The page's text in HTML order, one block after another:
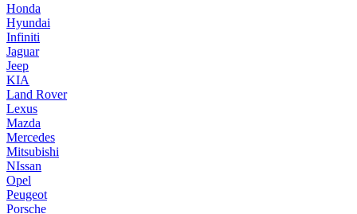
Honda
Hyundai
Infiniti
Jaguar
Jeep
KIA
Land Rover
Lexus
Mazda
Mercedes
Mitsubishi
NIssan
Opel
Peugeot
Porsche